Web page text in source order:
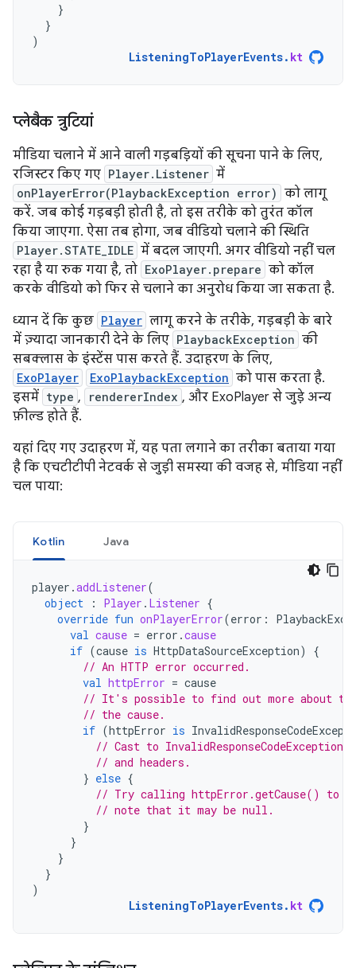
}
}
)
ListeningToPlayerEvents. kt
प्‍लेबैक त्रुटियां
मीडिया चलाने में आने वाली गड़बड़ियों की सूचना पाने के लिए,
रजिस्टर किए गए Player.Listener में
onPlayerError(PlaybackException error) को लागू
करें. जब कोई गड़बड़ी होती है, तो इस तरीके को तुरंत कॉल
किया जाएगा. ऐसा तब होगा, जब वीडियो चलाने की स्थिति
Player.STATE_IDLE में बदल जाएगी. अगर वीडियो नहीं चल
रहा है या रुक गया है, तो ExoPlayer.prepare को कॉल
करके वीडियो को फिर से चलाने का अनुरोध किया जा सकता है.
ध्यान दें कि कुछ Player लागू करने के तरीके, गड़बड़ी के बारे
में ज़्यादा जानकारी देने के लिए PlaybackException की
सबक्लास के इंस्टेंस पास करते हैं. उदाहरण के लिए,
ExoPlayer ExoPlaybackException को पास करता है.
इसमें type , rendererIndex , और ExoPlayer से जुड़े अन्य
फ़ील्ड होते हैं.
यहां दिए गए उदाहरण में, यह पता लगाने का तरीका बताया गया
है कि एचटीटीपी नेटवर्क से जुड़ी समस्या की वजह से, मीडिया नहीं
चल पाया:
Kotlin Java
player .addListener(
object
: Player . Listener {
override fun onPlayerError(error :
val cause = error .cause
if (cause is HttpDataSourceException)
{
// An HTTP error occurred.
val httpError = cause
// It's possible to find out more about
// the cause.
if (httpError is
// Cast to InvalidResponseCodeException
// and headers.
} else {
// Try calling httpError.getCause() to
// note that it may be null.
}
}
}
}
)
ListeningToPlayerEvents. kt